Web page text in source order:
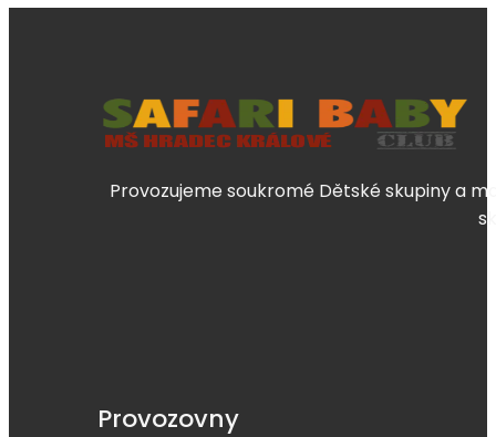
Provozujeme soukromé Dětské skupiny a
Provozovny